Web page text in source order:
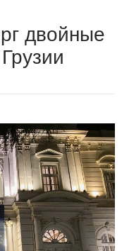
двойные